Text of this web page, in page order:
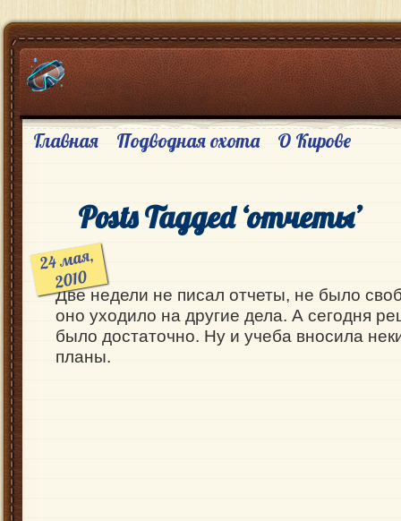
Главная Подводная охота О Кирове
Posts Tagged ‘отчеты’
24
мая,
2010
Две недели не писал отчеты, не было
оно уходило на другие дела. А сегодня
было достаточно. Ну и учеба вносила
планы.